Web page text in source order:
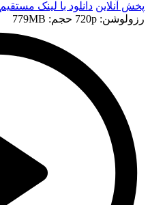
پخش آنلاین دانلود با لينک مستقيم
رزولوشن: 720p
حجم: 779MB